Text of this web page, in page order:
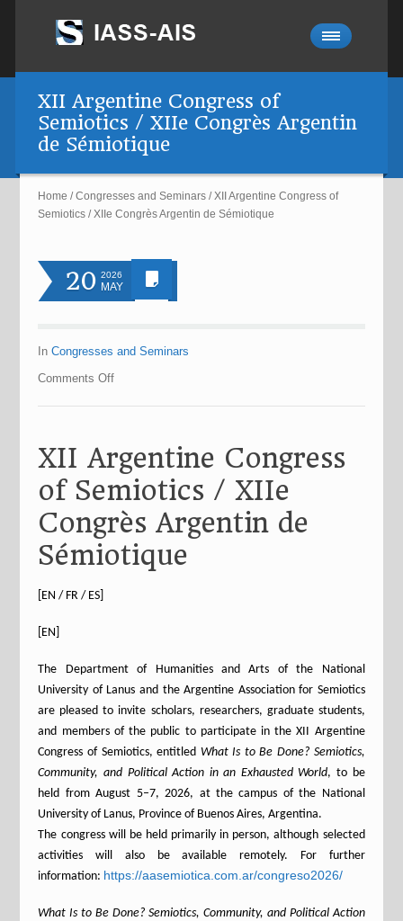
XII Argentine Congress of
Semiotics / XIIe Congrès Argentin
de Sémiotique
Home /Congresses and Seminars /XII Argentine Congress of
Semiotics / XIIe Congrès Argentin de Sémiotique
20 2026
MAY
InCongresses and Seminars
CommentsOff
XII Argentine Congress
of Semiotics / XIIe
Congrès Argentin de
Sémiotique
[EN / FR / ES]
[EN]
The Department of Humanities and Arts of the National
University of Lanus and the Argentine Association for Semiotics
are pleased to invite scholars, researchers, graduate students,
and members of the public to participate in the XII Argentine
Congress of Semiotics, entitled What Is to Be Done? Semiotics,
Community, and Political Action in an Exhausted World, to be
held from August 5–7, 2026, at the campus of the National
University of Lanus, Province of Buenos Aires, Argentina.
The congress will be held primarily in person, although selected
activities will also be available remotely. For further
information: https://aasemiotica.com.ar/congreso2026/
What Is to Be Done? Semiotics, Community, and Political Action